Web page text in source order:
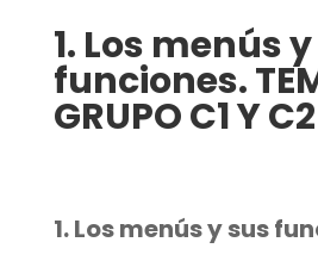
1. Los menús
funciones.
GRUPO C1 Y
1. Los menús y sus